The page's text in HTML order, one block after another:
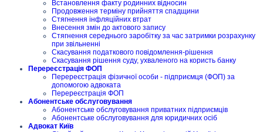
Встановлення факту родинних відносин
Продовження терміну прийняття спадщини
Стягнення інфляційних втрат
Внесення змін до актового запису
Стягнення середнього заробітку за час затримки розрахунку
при звільненні
Скасування податкового повідомлення-рішення
Скасування рішення суду, ухваленого на користь банку
Перереєстрація ФОП
Перереєстрація фізичної особи - підприємця (ФОП) за
допомогою адвоката
Перереєстрація ФОП
Абонентське обслуговування
Абонентське обслуговування приватних підприємців
Абонентське обслуговування для юридичних осіб
Адвокат Київ